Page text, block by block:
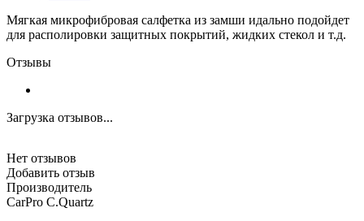
Мягкая микрофибровая салфетка из замши идально подойдет
для располировки защитных покрытий, жидких стекол и т.д.
Отзывы
Загрузка отзывов...
Нет отзывов
Добавить отзыв
Производитель
CarPro C.Quartz